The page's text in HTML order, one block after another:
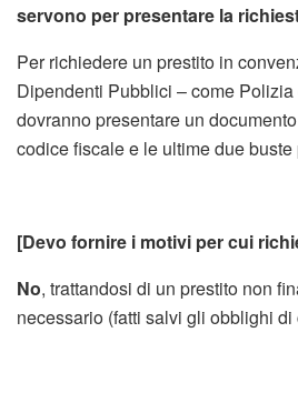
servono per presentare la
Per richiedere un prestito in
Dipendenti Pubblici – come
dovranno presentare un
codice fiscale e le ultime due buste
[Devo fornire i motivi per cui
No, trattandosi di un prestito non
necessario (fatti salvi gli obblighi